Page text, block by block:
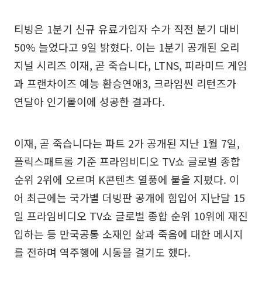
티빙은 1분기 신규 유료가입자 수가 직전 분기 대비
50% 늘었다고 9일 밝혔다. 이는 1분기 공개된 오리
지널 시리즈 이재, 곧 죽습니다, LTNS, 피라미드 게임
과 프랜차이즈 예능 환승연애3, 크라임씬 리턴즈가
연달아 인기몰이에 성공한 결과다.
이재, 곧 죽습니다는 파트 2가 공개된 지난 1월 7일,
플릭스패트롤 기준 프라임비디오 TV쇼 글로벌 종합
순위 2위에 오르며 K콘텐츠 열풍에 불을 지폈다. 이
어 최근에는 국가별 더빙판 공개에 힘입어 지난달 15
일 프라임비디오 TV쇼 글로벌 종합 순위 10위에 재진
입하는 등 만국공통 소재인 삶과 죽음에 대한 메시지
를 전하며 역주행에 시동을 걸기도 했다.